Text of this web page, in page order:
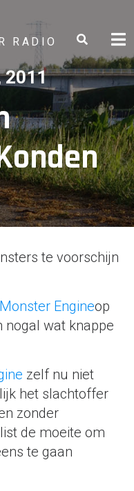
RADIO
2011
te voorschijn
Engineop
nogal wat knappe
zelf nu niet
het slachtoffer
zonder
de moeite om
te gaan